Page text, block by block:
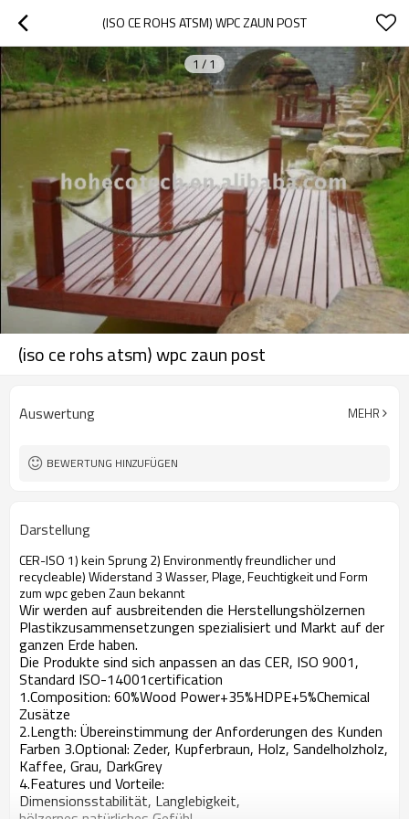
(ISO CE ROHS ATSM) WPC ZAUN POST
1 / 1
(iso ce rohs atsm) wpc zaun post
Auswertung MEHR
BEWERTUNG HINZUFÜGEN
Darstellung
CER-ISO 1) kein Sprung 2) Environmently freundlicher und
recycleable) Widerstand 3 Wasser, Plage, Feuchtigkeit und Form
zum wpc geben Zaun bekannt
Wir werden auf ausbreitenden die Herstellungshölzernen
Plastikzusammensetzungen spezialisiert und Markt auf der
ganzen Erde haben.
Die Produkte sind sich anpassen an das CER, ISO 9001,
Standard ISO-14001certification
1.Composition: 60%Wood Power+35%HDPE+5%Chemical
Zusätze
2.Length: Übereinstimmung der Anforderungen des Kunden
Farben 3.Optional: Zeder, Kupferbraun, Holz, Sandelholzholz,
Kaffee, Grau, DarkGrey
4.Features und Vorteile:
Dimensionsstabilität, Langlebigkeit,